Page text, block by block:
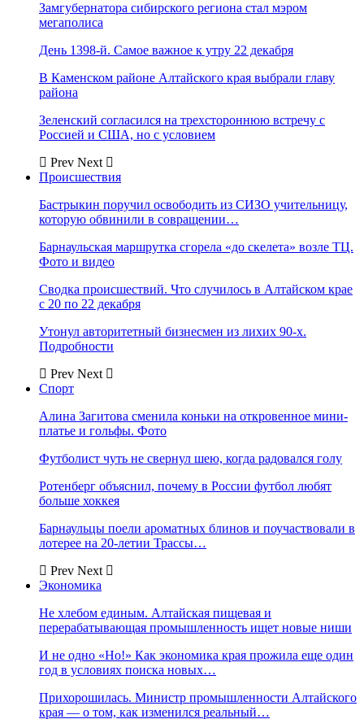
Замгубернатора сибирского региона стал мэром
мегаполиса
День 1398-й. Самое важное к утру 22 декабря
В Каменском районе Алтайского края выбрали главу
района
Зеленский согласился на трехстороннюю встречу с
Россией и США, но с условием
Prev Next
Происшествия
Бастрыкин поручил освободить из СИЗО учительницу,
которую обвинили в совращении…
Барнаульская маршрутка сгорела «до скелета» возле ТЦ.
Фото и видео
Сводка происшествий. Что случилось в Алтайском крае
с 20 по 22 декабря
Утонул авторитетный бизнесмен из лихих 90-х.
Подробности
Prev Next
Спорт
Алина Загитова сменила коньки на откровенное мини-
платье и гольфы. Фото
Футболист чуть не свернул шею, когда радовался голу
Ротенберг объяснил, почему в России футбол любят
больше хоккея
Барнаульцы поели ароматных блинов и поучаствовали в
лотерее на 20-летии Трассы…
Prev Next
Экономика
Не хлебом единым. Алтайская пищевая и
перерабатывающая промышленность ищет новые ниши
И не одно «Но!» Как экономика края прожила еще один
год в условиях поиска новых…
Прихорошилась. Министр промышленности Алтайского
края — о том, как изменился реальный…